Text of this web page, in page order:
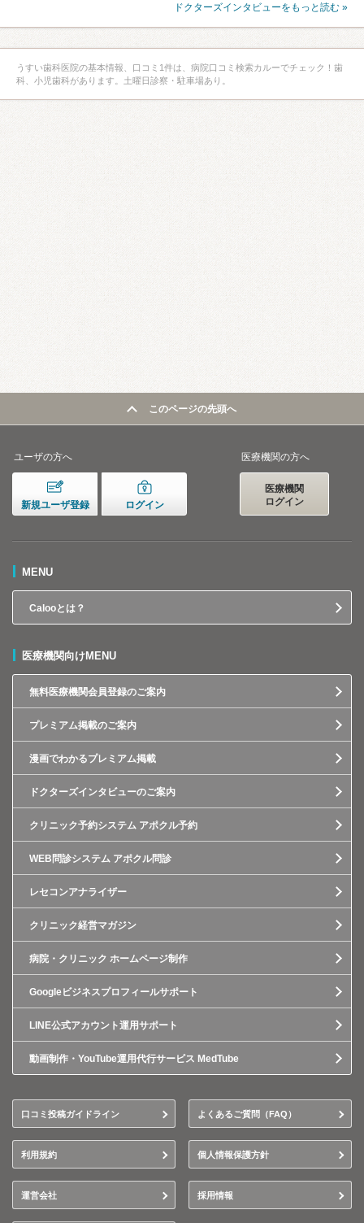
ドクターズインタビューをもっと読む »
うすい歯科医院の基本情報、口コミ1件は、病院口コミ検索カルーでチェック！歯
科、小児歯科があります。土曜日診察・駐車場あり。
このページの先頭へ
ユーザの方へ
新規ユーザ登録 ログイン
医療機関の方へ
医療機関
ログイン
MENU
Calooとは？
医療機関向けMENU
無料医療機関会員登録のご案内
プレミアム掲載のご案内
漫画でわかるプレミアム掲載
ドクターズインタビューのご案内
クリニック予約システム アポクル予約
WEB問診システム アポクル問診
レセコンアナライザー
クリニック経営マガジン
病院・クリニック ホームページ制作
Googleビジネスプロフィールサポート
LINE公式アカウント運用サポート
動画制作・YouTube運用代行サービス MedTube
口コミ投稿ガイドライン よくあるご質問（FAQ）
利用規約 個人情報保護方針
運営会社 採用情報